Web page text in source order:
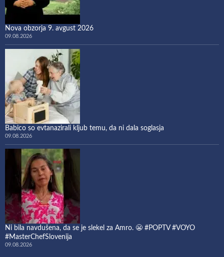
Nova obzorja 9. avgust 2026
09.08.2026
Babico so evtanazirali kljub temu, da ni dala soglasja
09.08.2026
Ni bila navdušena, da se je slekel za Amro. 😬 #POPTV #VOYO
#MasterChefSlovenija
09.08.2026